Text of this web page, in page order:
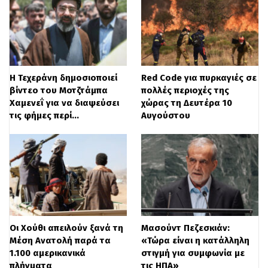
Η Τεχεράνη δημοσιοποιεί
βίντεο του Μοτζτάμπα
Χαμενεΐ για να διαψεύσει
τις φήμες περί…
Red Code για πυρκαγιές σε
πολλές περιοχές της
χώρας τη Δευτέρα 10
Αυγούστου
Οι Χούθι απειλούν ξανά τη
Μέση Ανατολή παρά τα
1.100 αμερικανικά
πλήγματα
Μασούντ Πεζεσκιάν:
«Τώρα είναι η κατάλληλη
στιγμή για συμφωνία με
τις ΗΠΑ»